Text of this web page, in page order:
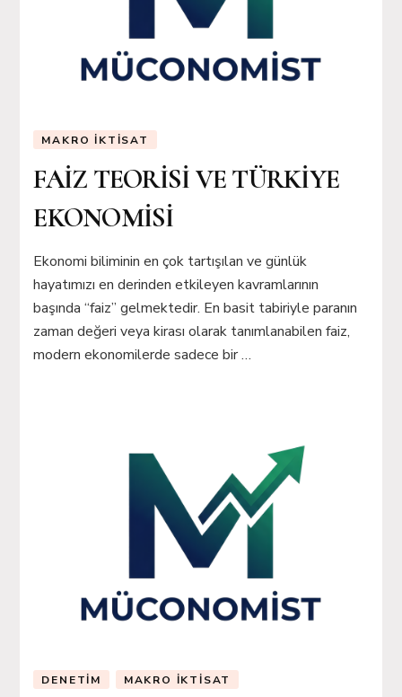
MAKRO İKTISAT
FAİZ TEORİSİ VE TÜRKİYE
EKONOMİSİ
Ekonomi biliminin en çok tartışılan ve günlük
hayatımızı en derinden etkileyen kavramlarının
başında “faiz” gelmektedir. En basit tabiriyle paranın
zaman değeri veya kirası olarak tanımlanabilen faiz,
modern ekonomilerde sadece bir …
DENETIM MAKRO İKTISAT